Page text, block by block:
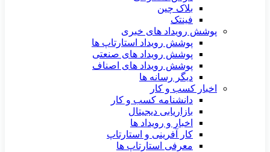
بلاک چین
فینتک
پوشش رویداد های خبری
پوشش رویداد استارتاپ ها
پوشش رویداد های صنعتی
پوشش رویداد های اصناف
دیگر رسانه ها
اخبار کسب و کار
دانشنامه کسب و کار
بازاریابی دیجیتال
اخبار و رویداد ها
کار آفرینی و استارتاپ
معرفی استارتاپ ها